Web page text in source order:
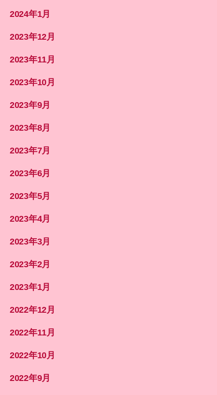
2024年1月
2023年12月
2023年11月
2023年10月
2023年9月
2023年8月
2023年7月
2023年6月
2023年5月
2023年4月
2023年3月
2023年2月
2023年1月
2022年12月
2022年11月
2022年10月
2022年9月